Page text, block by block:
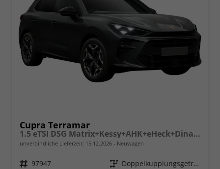
Cupra Terramar
1.5 eTSI DSG Matrix+Kessy+AHK+eHeck+Dinamica+CarPlay+eHeck+GV5
unverbindliche Lieferzeit: 15.12.2026 Neuwagen
Fahrzeugnr. 97947 Getriebe
Doppelkupplungsgetriebe (DSG)